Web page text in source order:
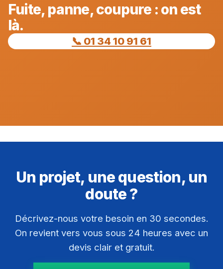
Fuite, panne, coupure : on est
là.
📞 01 34 10 91 61
Un projet, une question, un
doute ?
Décrivez-nous votre besoin en 30 secondes.
On revient vers vous sous 24 heures avec un
devis clair et gratuit.